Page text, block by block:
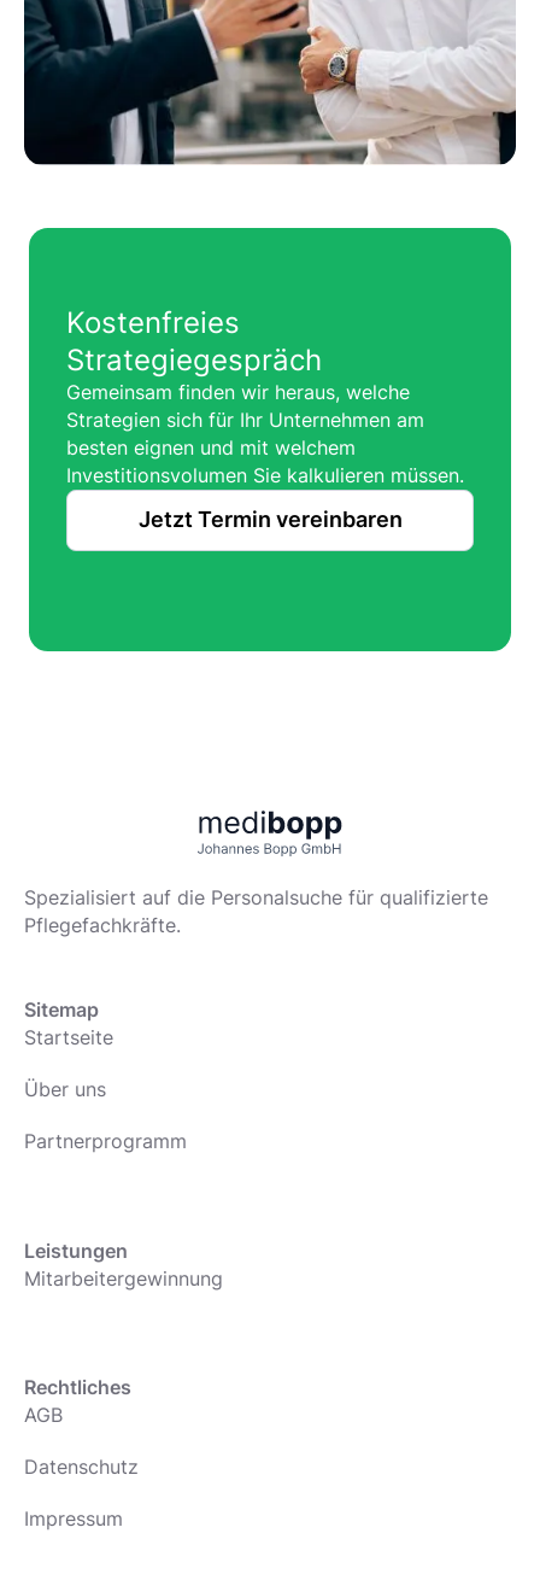
Kostenfreies
Strategiegespräch
Gemeinsam finden wir heraus, welche
Strategien sich für Ihr Unternehmen am
besten eignen und mit welchem
Investitionsvolumen Sie kalkulieren müssen.
Jetzt Termin vereinbaren
Spezialisiert auf die Personalsuche für qualifizierte
Pflegefachkräfte.
Sitemap
Startseite
Über uns
Partnerprogramm
Leistungen
Mitarbeitergewinnung
Rechtliches
AGB
Datenschutz
Impressum